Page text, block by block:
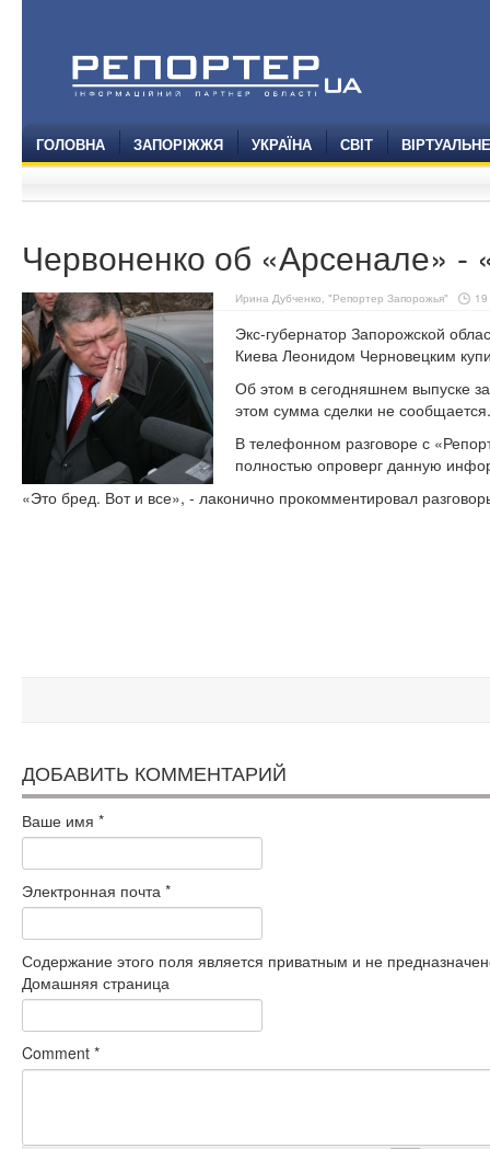
ГОЛОВНА ЗАПОРІЖЖЯ УКРАЇНА СВІТ
Червоненко об «Арсенале» -
Ирина Дубченко, "Репортер Запорожья"
Экс-губернатор Запорожской
Киева Леонидом Черновецким
Об этом в сегодняшнем выпуске
этом сумма сделки не сообщается.
В телефонном разговоре с
полностью опроверг данную
«Это бред. Вот и все», - лаконично прокомментировал
ДОБАВИТЬ КОММЕНТАРИЙ
Ваше имя *
Электронная почта *
Содержание этого поля является приватным и не
Домашняя страница
Comment *